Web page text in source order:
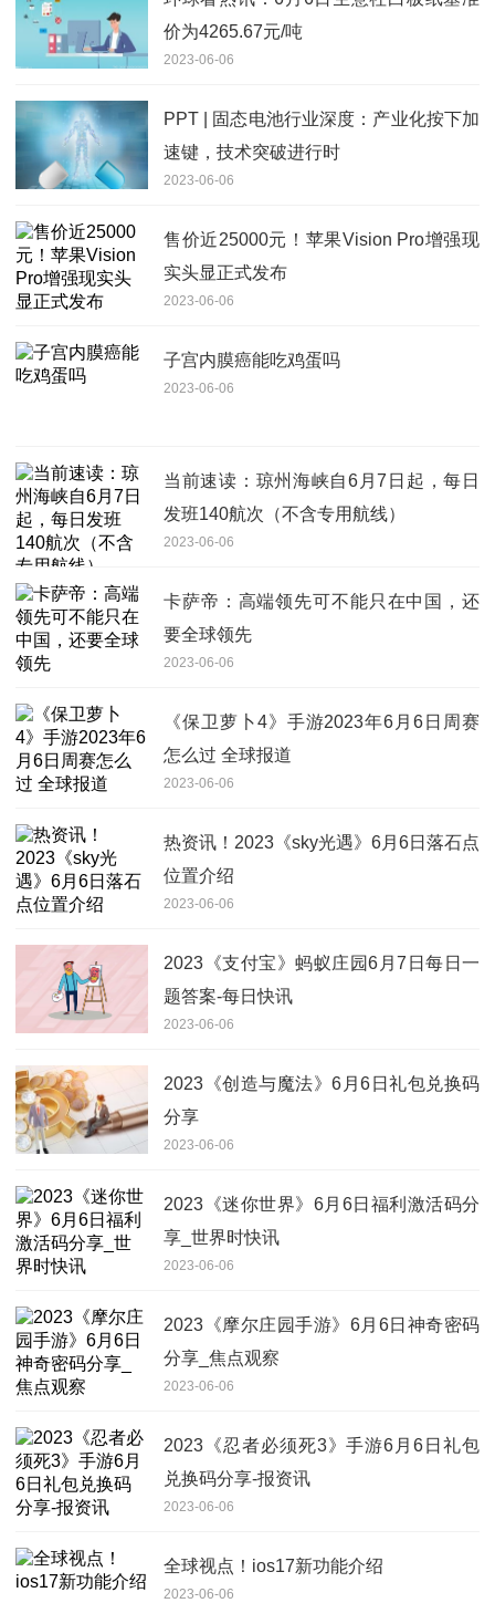
价为4265.67元/吨
2023-06-06
PPT | 固态电池行业深度：产业化按下加
速键，技术突破进行时
2023-06-06
售价近25000元！苹果Vision Pro增强现
实头显正式发布
2023-06-06
子宫内膜癌能吃鸡蛋吗
2023-06-06
当前速读：琼州海峡自6月7日起，每日
发班140航次（不含专用航线）
2023-06-06
卡萨帝：高端领先可不能只在中国，还
要全球领先
2023-06-06
《保卫萝卜4》手游2023年6月6日周赛
怎么过 全球报道
2023-06-06
热资讯！2023《sky光遇》6月6日落石点
位置介绍
2023-06-06
2023《支付宝》蚂蚁庄园6月7日每日一
题答案-每日快讯
2023-06-06
2023《创造与魔法》6月6日礼包兑换码
分享
2023-06-06
2023《迷你世界》6月6日福利激活码分
享_世界时快讯
2023-06-06
2023《摩尔庄园手游》6月6日神奇密码
分享_焦点观察
2023-06-06
2023《忍者必须死3》手游6月6日礼包
兑换码分享-报资讯
2023-06-06
全球视点！ios17新功能介绍
2023-06-06